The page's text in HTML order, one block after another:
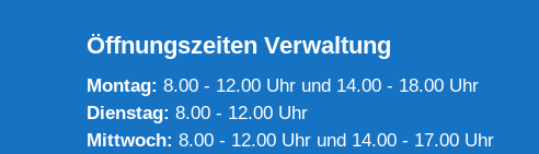
Öffnungszeiten Verwaltung
Montag:8.00 - 12.00 Uhr und 14.00 - 18.00 Uhr
Dienstag: 8.00 - 12.00 Uhr
Mittwoch: 8.00 - 12.00 Uhr und 14.00 - 17.00 Uhr